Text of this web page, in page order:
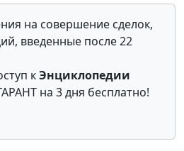
на совершение сделок,
введенные после 22
кЭнциклопедии
на 3 дня бесплатно!